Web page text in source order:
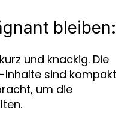
bleiben:
und knackig. Die
Inhalte sind kompakt
um die